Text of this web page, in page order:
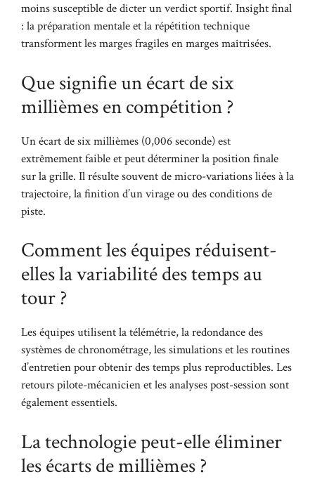
moins susceptible de dicter un verdict sportif. Insight final
: la préparation mentale et la répétition technique
transforment les marges fragiles en marges maîtrisées.
Que signifie un écart de six
millièmes en compétition ?
Un écart de six millièmes (0,006 seconde) est
extrêmement faible et peut déterminer la position finale
sur la grille. Il résulte souvent de micro-variations liées à la
trajectoire, la finition d’un virage ou des conditions de
piste.
Comment les équipes réduisent-
elles la variabilité des temps au
tour ?
Les équipes utilisent la télémétrie, la redondance des
systèmes de chronométrage, les simulations et les routines
d’entretien pour obtenir des temps plus reproductibles. Les
retours pilote-mécanicien et les analyses post-session sont
également essentiels.
La technologie peut-elle éliminer
les écarts de millièmes ?